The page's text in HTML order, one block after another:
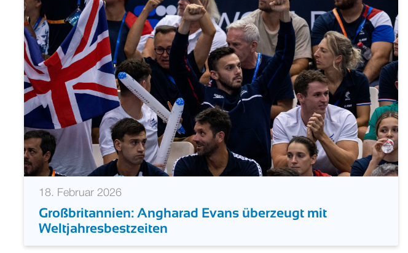
18. Februar 2026
Großbritannien: Angharad Evans überzeugt mit
Weltjahresbestzeiten